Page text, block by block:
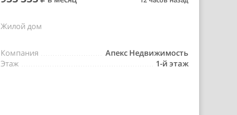
Жилой дом
Апекс Недвижимость
Компания
1-й этаж
Этаж